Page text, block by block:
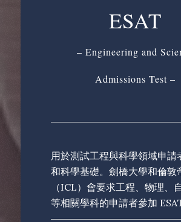
ESAT
– Engineering and
Admissions Test –
用於測試工程與科學領域申請
和科學基礎。劍橋大學和倫敦
（ICL）會要求工程、物理、
等相關學科的申請者參加